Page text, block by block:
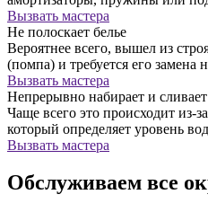
Вызвать мастера
Не полоскает белье
Вероятнее всего, вышел из
(помпа) и требуется его замена
Вызвать мастера
Непрерывно набирает и сливает
Чаще всего это происходит из-
который определяет уровень
Вызвать мастера
Обслуживаем все